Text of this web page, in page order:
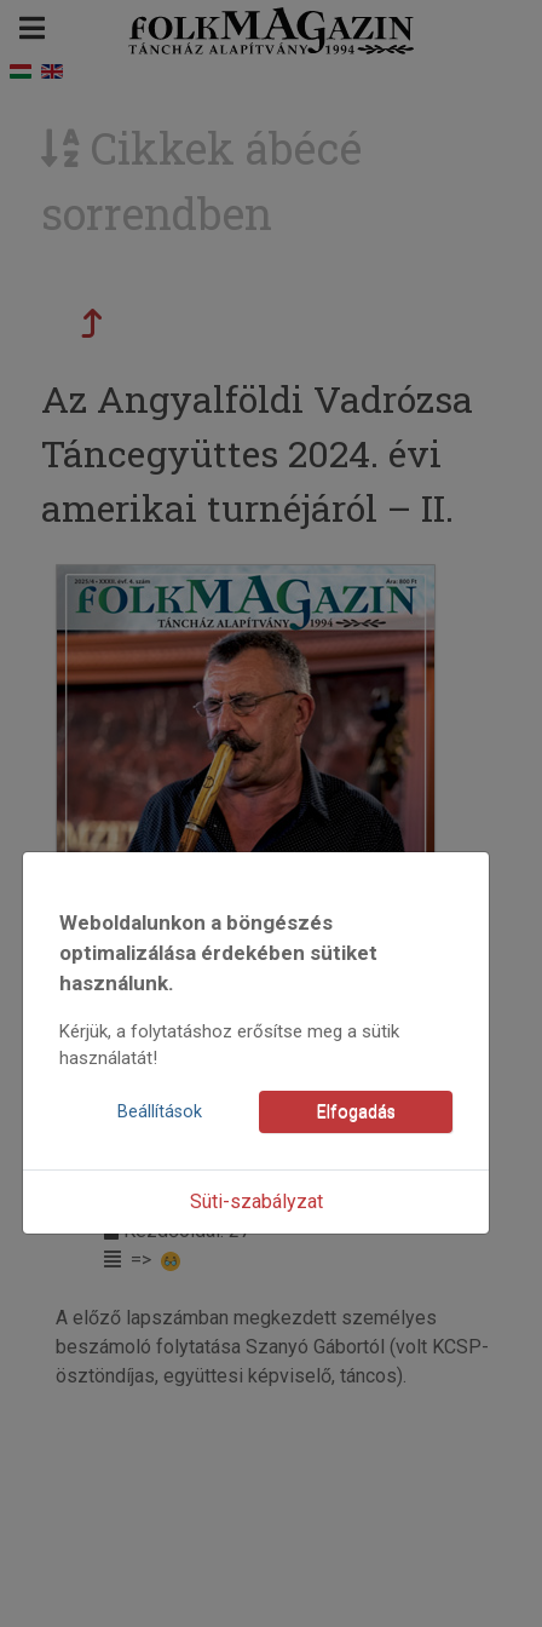
Cikkek ábécé
sorrendben
Az Angyalföldi Vadrózsa
Táncegyüttes 2024. évi
amerikai turnéjáról – II.
2025/4
Szanyó Gábor
Kezdőoldal: 27
=>
A előző lapszámban megkezdett személyes
beszámoló folytatása Szanyó Gábortól (volt KCSP-
ösztöndíjas, együttesi képviselő, táncos).
Weboldalunkon a böngészés
optimalizálása érdekében sütiket
használunk.
Kérjük, a folytatáshoz erősítse meg a sütik
használatát!
Beállítások Elfogadás
Süti-szabályzat